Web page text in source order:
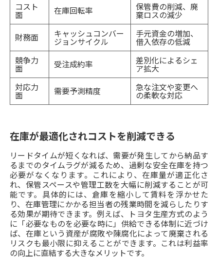
コスト
面 在庫回転率 保管費の削減、廃
棄ロスの減少
財務面
キャッシュコンバー
ジョンサイクル
手元資金の増加、
借入依存の低減
競争力
面 受注成約率 差別化によるシェ
ア拡大
対応力
面 需要予測精度 急な注文や変更へ
の柔軟な対応
在庫が最適化されコストを削減できる
リードタイムが短くなれば、需要が発生してから納品す
るまでのタイムラグが減るため、過剰な安全在庫を持つ
必要がなくなります。これにより、在庫量が適正化さ
れ、保管スペースや管理工数を大幅に削減することが可
能です。具体的には、倉庫を縮小して賃料を浮かせた
り、在庫管理にかかる担当者の残業時間を減らしたりす
る効果が期待できます。例えば、トヨタ生産方式のよう
に「必要なものを必要な時に」供給できる体制に近づけ
ば、在庫という資産が腐敗や陳腐化によって廃棄される
リスクも最小限に抑えることができます。これは利益率
の向上に直結する大きなメリットです。